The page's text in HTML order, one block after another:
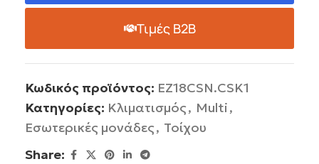
Τιμές B2B
Κωδικός προϊόντος: EZ18CSN.CSK1
Κατηγορίες: Κλιματισμός, Multi,
Εσωτερικές μονάδες, Τοίχου
Share: